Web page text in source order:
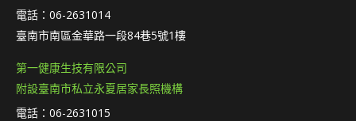
電話：06-2631014
臺南市南區金華路一段84巷5號1樓
第一健康生技有限公司
附設臺南市私立永夏居家長照機構
電話：06-2631015